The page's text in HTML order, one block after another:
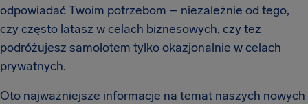
odpowiadać Twoim potrzebom – niezależnie od tego,
czy często latasz w celach biznesowych, czy też
podróżujesz samolotem tylko okazjonalnie w celach
prywatnych.
Oto najważniejsze informacje na temat naszych nowych